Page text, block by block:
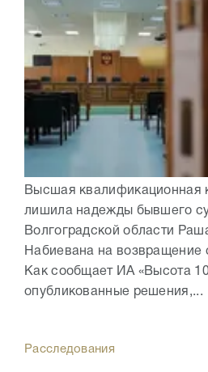
Высшая квалификационная
лишила надежды бывшего
Волгоградской области
Набиевана на возвращение
Как сообщает ИА «Высота
опубликованные решения,...
Расследования